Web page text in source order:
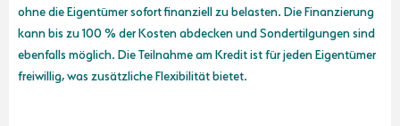
ohne die Eigentümer sofort finanziell zu belasten. Die Finanzierung
kann bis zu 100 % der Kosten abdecken und Sondertilgungen sind
ebenfalls möglich. Die Teilnahme am Kredit ist für jeden Eigentümer
freiwillig, was zusätzliche Flexibilität bietet.